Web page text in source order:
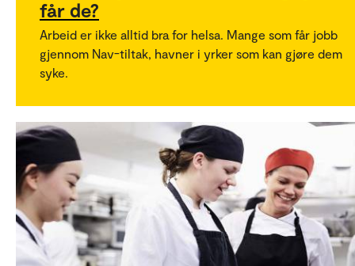
får de?
Arbeid er ikke alltid bra for helsa. Mange som får jobb
gjennom Nav-tiltak, havner i yrker som kan gjøre dem
syke.